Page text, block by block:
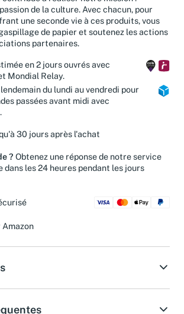
à réaliser notre mission :
de la culture. Avec chacun, pour
une seconde vie à ces produits, vous
de papier et soutenez les actions
partenaires.
en 2 jours ouvrés avec
Mondial Relay.
du lundi au vendredi pour
passées avant midi avec
30 jours après l'achat
?Obtenez une réponse de notre service
dans les 24 heures pendant les jours